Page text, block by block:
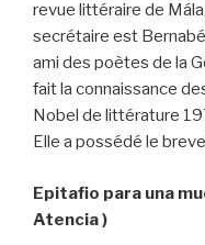
revue littéraire de
secrétaire est
ami des poètes de la
fait la connaissance
Nobel de littérature
Elle a possédé le
Epitafio para una
Atencia )